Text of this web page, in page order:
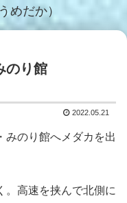
めだか）
のり館
2022.05.21
みのり館へメダカを出
。高速を挟んで北側に